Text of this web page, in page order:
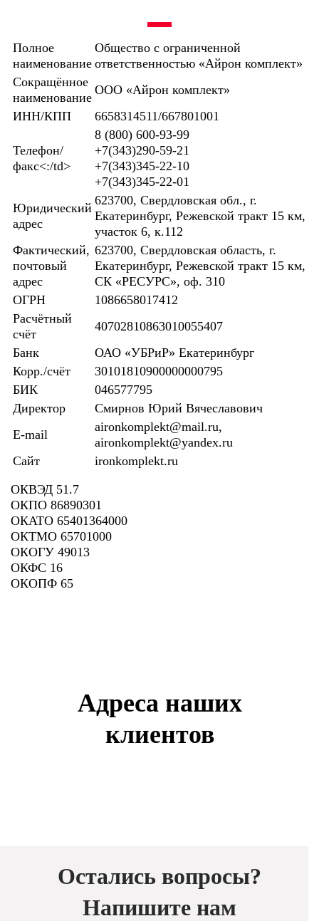
Полное
наименование
Общество с ограниченной
ответственностью «Айрон комплект»
Сокращëнное
наименование
ООО «Айрон комплект»
ИНН/КПП
6658314511/667801001
Телефон/
факс<:/td>
8 (800) 600-93-99
+7(343)290-59-21
+7(343)345-22-10
+7(343)345-22-01
Юридический
адрес
623700, Свердловская обл., г.
Екатеринбург, Режевской тракт 15 км,
участок 6, к.112
Фактический,
почтовый
адрес
623700, Свердловская область, г.
Екатеринбург, Режевской тракт 15 км,
СК «РЕСУРС», оф. 310
ОГРН
1086658017412
Расчëтный
счëт
40702810863010055407
Банк
ОАО «УБРиР» Екатеринбург
Корр./счëт
30101810900000000795
БИК
046577795
Директор
Смирнов Юрий Вячеславович
E-mail
aironkomplekt@mail.ru,
aironkomplekt@yandex.ru
Сайт
ironkomplekt.ru
ОКВЭД 51.7
ОКПО 86890301
ОКАТО 65401364000
ОКТМО 65701000
ОКОГУ 49013
ОКФС 16
ОКОПФ 65
Адреса наших
клиентов
Остались вопросы?
Напишите нам